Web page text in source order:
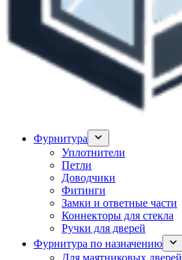
Фурнитура
Уплотнители
Петли
Доводчики
Фитинги
Замки и ответные части
Коннекторы для стекла
Ручки для дверей
Фурнитура по назначению
Для маятниковых дверей